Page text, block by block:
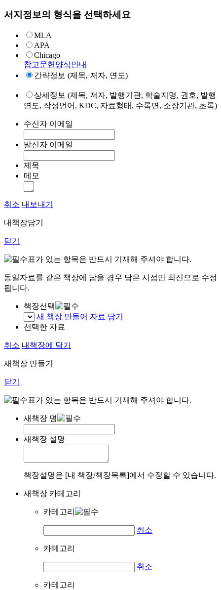
서지정보의 형식을 선택하세요
MLA
APA
Chicago
참고문헌양식안내
간략정보 (제목, 저자, 연도)
상세정보 (제목, 저자, 발행기관, 학술지명, 권호, 발행
연도, 작성언어, KDC, 자료형태, 수록면, 소장기관, 초록)
수신자 이메일
발신자 이메일
제목
메모
취소 내보내기
내책장담기
닫기
표가 있는 항목은 반드시 기재해 주셔야 합니다.
동일자료를 같은 책장에 담을 경우 담은 시점만 최신으로 수정
됩니다.
책장선택
새 책장 만들어 자료 담기
선택한 자료
취소 내책장에 담기
새책장 만들기
닫기
표가 있는 항목은 반드시 기재해 주셔야 합니다.
새책장 명
새책장 설명
책장설명은 [내 책장/책장목록]에서 수정할 수 있습니다.
새책장 카테고리
카테고리
취소
카테고리
취소
카테고리